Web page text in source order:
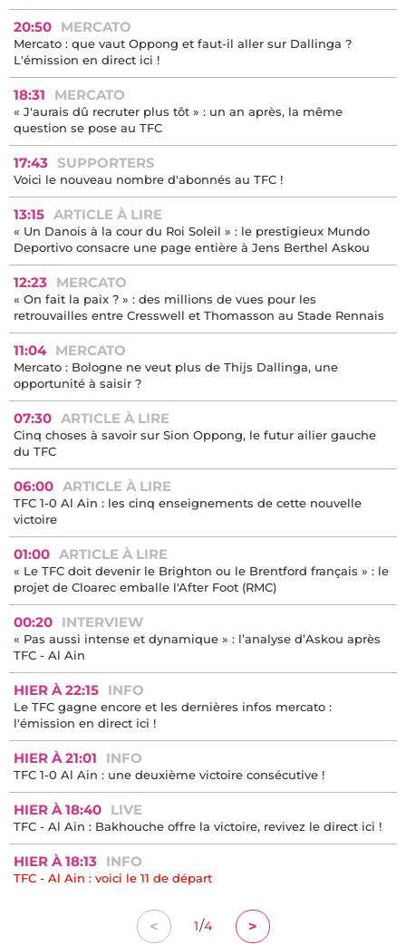
20:50 MERCATO
Mercato : que vaut Oppong et faut-il aller sur Dallinga ?
L'émission en direct ici !
18:31 MERCATO
« J'aurais dû recruter plus tôt » : un an après, la même
question se pose au TFC
17:43 SUPPORTERS
Voici le nouveau nombre d'abonnés au TFC !
13:15 ARTICLE À LIRE
« Un Danois à la cour du Roi Soleil » : le prestigieux Mundo
Deportivo consacre une page entière à Jens Berthel Askou
12:23 MERCATO
« On fait la paix ? » : des millions de vues pour les
retrouvailles entre Cresswell et Thomasson au Stade Rennais
11:04 MERCATO
Mercato : Bologne ne veut plus de Thijs Dallinga, une
opportunité à saisir ?
07:30 ARTICLE À LIRE
Cinq choses à savoir sur Sion Oppong, le futur ailier gauche
du TFC
06:00 ARTICLE À LIRE
TFC 1-0 Al Ain : les cinq enseignements de cette nouvelle
victoire
01:00 ARTICLE À LIRE
« Le TFC doit devenir le Brighton ou le Brentford français » : le
projet de Cloarec emballe l'After Foot (RMC)
00:20 INTERVIEW
« Pas aussi intense et dynamique » : l’analyse d’Askou après
TFC - Al Ain
HIER À 22:15 INFO
Le TFC gagne encore et les dernières infos mercato :
l'émission en direct ici !
HIER À 21:01 INFO
TFC 1-0 Al Ain : une deuxième victoire consécutive !
HIER À 18:40 LIVE
TFC - Al Ain : Bakhouche offre la victoire, revivez le direct ici !
HIER À 18:13 INFO
TFC - Al Ain : voici le 11 de départ
< 1/4 >